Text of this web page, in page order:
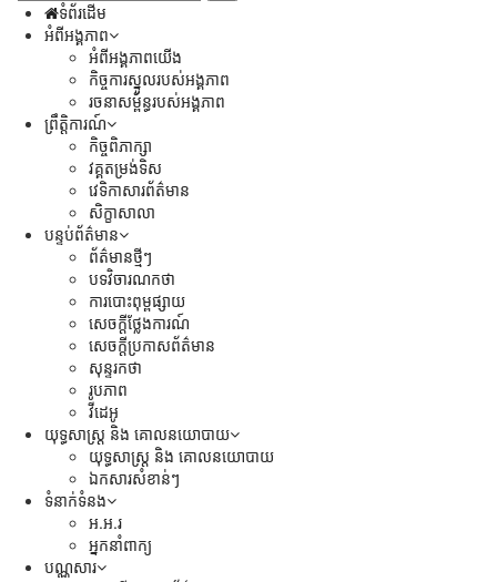
ទំព័រដើម
អំពីអង្គភាព
អំពីអង្គភាពយើង
កិច្ចការស្នូលរបស់អង្គភាព
រចនាសម្ព័ន្ធរបស់អង្គភាព
ព្រឹត្តិការណ៍
កិច្ចពិភាក្សា
វគ្គតម្រង់ទិស
វេទិកាសារព័ត៌មាន
សិក្ខាសាលា
បន្ទប់ព័ត៌មាន
ព័ត៌មានថ្មីៗ
បទវិចារណកថា
ការបោះពុម្ពផ្សាយ
សេចក្តីថ្លែងការណ៍
សេចក្ដីប្រកាសព័ត៌មាន
សុន្ទរកថា
រូបភាព
វីដេអូ
យុទ្ធសាស្រ្ត និង គោលនយោបាយ
យុទ្ធសាស្រ្ត និង គោលនយោបាយ
ឯកសារសំខាន់ៗ
ទំនាក់ទំនង
អ.អ.រ
អ្នកនាំពាក្យ
បណ្ណសារ